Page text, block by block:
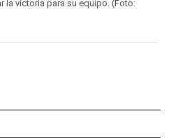
la victoria para su equipo. (Foto: